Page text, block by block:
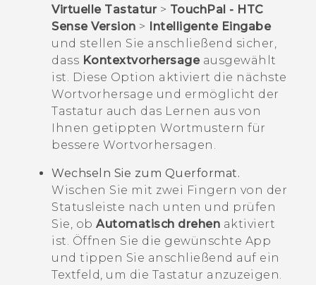
Virtuelle Tastatur> TouchPal - HTC
Sense Version > Intelligente Eingabe
und stellen Sie anschließend sicher,
dass Kontextvorhersageausgewählt
ist. Diese Option aktiviert die nächste
Wortvorhersage und ermöglicht der
Tastatur auch das Lernen aus von
Ihnen getippten Wortmustern für
bessere Wortvorhersagen.
Wechseln Sie zum Querformat.
Wischen Sie mit zwei Fingern von der
Statusleiste nach unten und prüfen
Sie, ob Automatisch drehen aktiviert
ist. Öffnen Sie die gewünschte App
und tippen Sie anschließend auf ein
Textfeld, um die Tastatur anzuzeigen.